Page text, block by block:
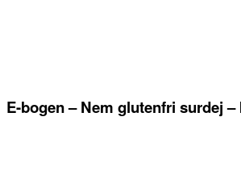
E-bogen – Nem glutenfri surdej –